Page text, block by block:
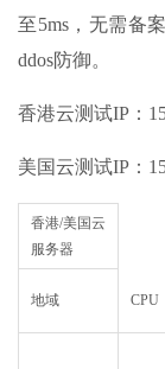
至5ms，无需备
ddos防御。
香港云测试IP：
美国云测试IP：
香港/美国云
服务器
地域 CPU